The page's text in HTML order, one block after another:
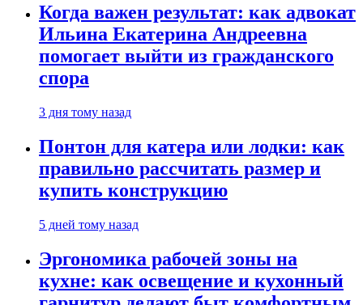
Когда важен результат: как адвокат
Ильина Екатерина Андреевна
помогает выйти из гражданского
спора
3 дня тому назад
Понтон для катера или лодки: как
правильно рассчитать размер и
купить конструкцию
5 дней тому назад
Эргономика рабочей зоны на
кухне: как освещение и кухонный